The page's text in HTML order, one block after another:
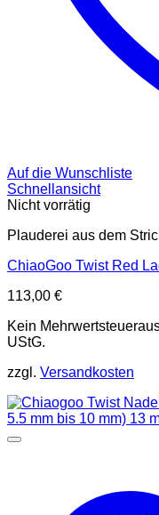
Auf die Wunschliste
Schnellansicht
Nicht vorrätig
Plauderei aus dem
ChiaoGoo Twist Red
113,00 €
Kein
UStG.
zzgl. Versandkosten